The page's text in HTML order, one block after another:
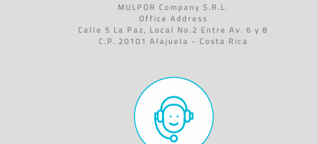
MULPOR Company S.R.L.
Office Address
Calle 5 La Paz, Local No.2 Entre Av. 6 y 8
C.P. 20101 Alajuela - Costa Rica